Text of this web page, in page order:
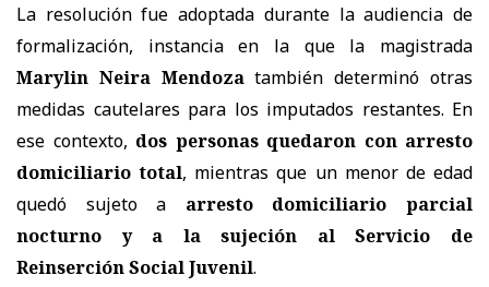
La resolución fue adoptada durante la audiencia de
formalización, instancia en la que la magistrada
Marylin Neira Mendozatambién determinó otras
medidas cautelares para los imputados restantes. En
ese contexto, dos personas quedaron con arresto
domiciliario total, mientras que un menor de edad
quedó sujeto a arresto domiciliario parcial
nocturno y a la sujeción al Servicio de
Reinserción Social Juvenil.